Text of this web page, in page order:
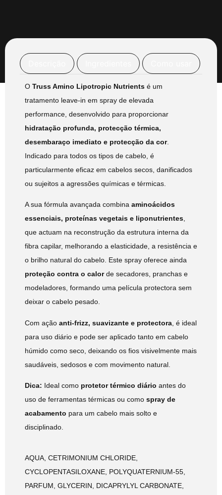
O Truss Amino Lipotropic Nutrients é um
tratamento leave-in em spray de elevada
performance, desenvolvido para proporcionar
hidratação profunda, protecção térmica,
desembaraço imediato e protecção da cor.
Indicado para todos os tipos de cabelo, é
particularmente eficaz em cabelos secos, danificados
ou sujeitos a agressões químicas e térmicas.
A sua fórmula avançada combina aminoácidos
essenciais, proteínas vegetais e liponutrientes
que actuam na reconstrução da estrutura interna da
fibra capilar, melhorando a elasticidade, a resistência e
o brilho natural do cabelo. Este spray oferece ainda
proteção contra o calorde secadores, pranchas e
modeladores, formando uma película protectora sem
deixar o cabelo pesado.
Com ação anti-frizz, suavizante e protectora , é ideal
para uso diário e pode ser aplicado tanto em cabelo
húmido como seco, deixando os fios visivelmente mais
saudáveis, sedosos e com movimento natural.
Dica: Ideal como protetor térmico diário antes do
uso de ferramentas térmicas ou como spray de
acabamento para um cabelo mais solto e
disciplinado.
AQUA, CETRIMONIUM CHLORIDE,
CYCLOPENTASILOXANE, POLYQUATERNIUM-55,
PARFUM, GLYCERIN, DICAPRYLYL CARBONATE,